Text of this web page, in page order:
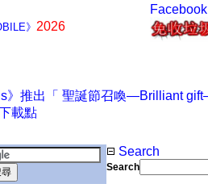
》 2026
Facebook
Search
Search